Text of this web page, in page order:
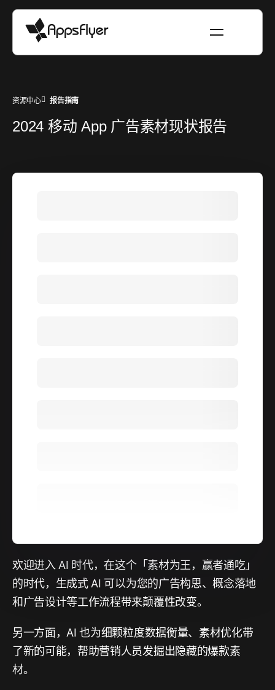
资源中心 报告指南
2024 移动 App 广告素材现状报告
欢迎进入 AI 时代，在这个「素材为王，赢者通吃」
的时代，生成式 AI 可以为您的广告构思、概念落地
和广告设计等工作流程带来颠覆性改变。
另一方面，AI 也为细颗粒度数据衡量、素材优化带
了新的可能，帮助营销人员发掘出隐藏的爆款素
材。